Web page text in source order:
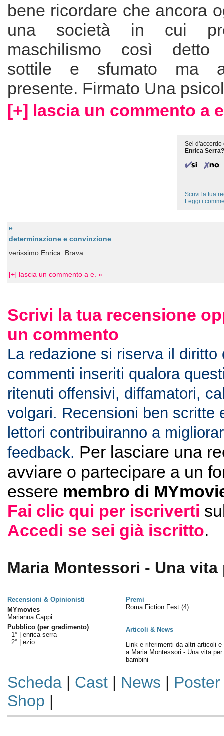
bene ricordare che ancora
una società in cui
maschilismo così detto
sottile e sfumato ma
presente. Firmato Una
[+] lascia un commento a
Sei d'accordo
Enrica Serra?
Scrivi la tua
Leggi i
e.
determinazione e convinzione
verissimo Enrica. Brava
[+] lascia un commento a e. »
Scrivi la tua recensione
un commento
La redazione si riserva il diritto
commenti inseriti qualora
ritenuti offensivi, diffamatori,
volgari. Recensioni ben scritte
lettori contribuiranno a
feedback. Per lasciare una
avviare o partecipare a un
essere membro di
Fai clic qui per iscriverti
Accedi se sei già iscritto.
Maria Montessori - Una
Recensioni & Opinionisti
Premi
MYmovies
Marianna Cappi
Pubblico (per gradimento)
1° | enrica serra
2° | ezio
Roma Fiction Fest (4)
Articoli & News
Link e riferimenti da altri articoli e
a Maria Montessori - Una vita per
bambini
Scheda| Cast| News | Poster
Shop |